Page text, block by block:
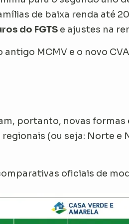
de baixa renda até
do FGTSe ajustes na
MCMV e o novo
portanto, novas
(ou seja: Norte e
oficiais de